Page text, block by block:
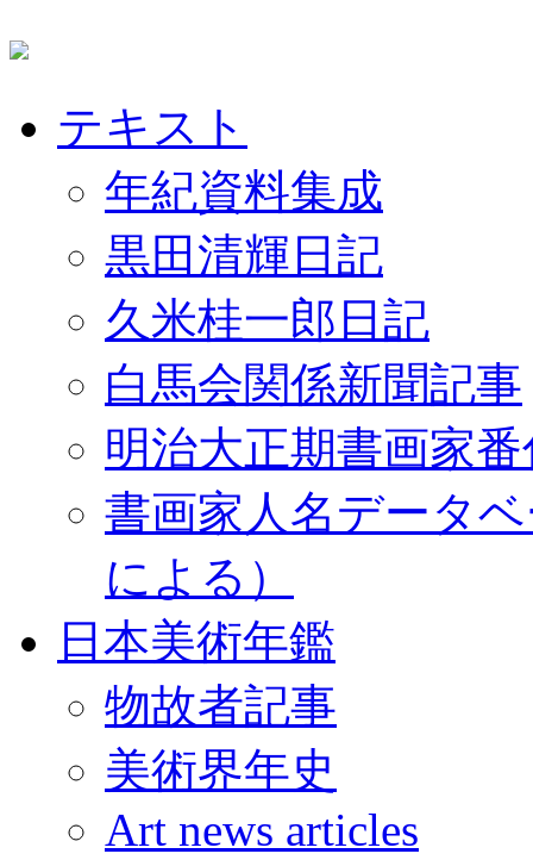
テキスト
年紀資料集成
黒田清輝日記
久米桂一郎日記
白馬会関係新聞記事
明治大正期書画家
書画家人名データ
による）
日本美術年鑑
物故者記事
美術界年史
Art news articles